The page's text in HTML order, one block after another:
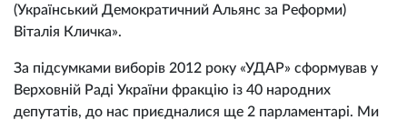
(Український Демократичний Альянс за Реформи)
Віталія Кличка».
За підсумками виборів 2012 року «УДАР» сформував у
Верховній Раді України фракцію із 40 народних
депутатів, до нас приєдналися ще 2 парламентарі. Ми